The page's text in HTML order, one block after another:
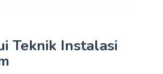
Teknik Instalasi